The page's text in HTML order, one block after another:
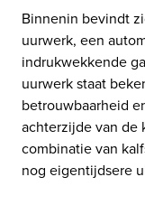
Binnenin bevindt
uurwerk, een
indrukwekkende
uurwerk staat
betrouwbaarheid
achterzijde van de
combinatie van
nog eigentijdsere